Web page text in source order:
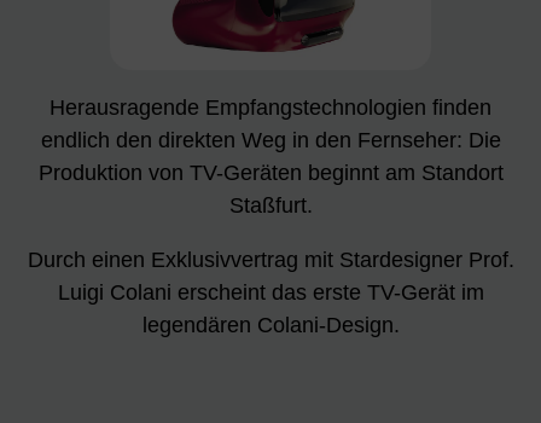
Herausragende Empfangstechnologien finden
endlich den direkten Weg in den Fernseher: Die
Produktion von TV-Geräten beginnt am Standort
Staßfurt.
Durch einen Exklusivvertrag mit Stardesigner Prof.
Luigi Colani erscheint das erste TV-Gerät im
legendären Colani-Design.